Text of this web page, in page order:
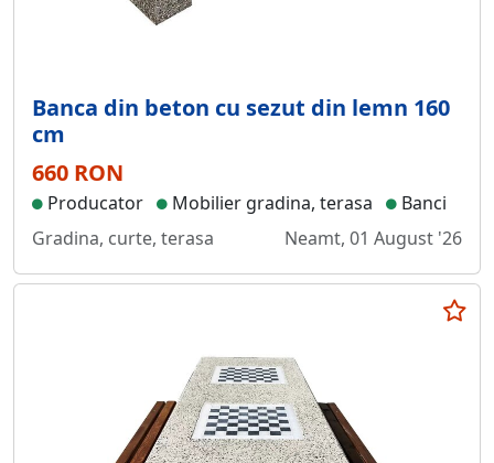
Banca din beton cu sezut din lemn 160
cm
660 RON
Producator Mobilier gradina, terasa
Banci
Gradina, curte, terasa
Neamt, 01 August '26